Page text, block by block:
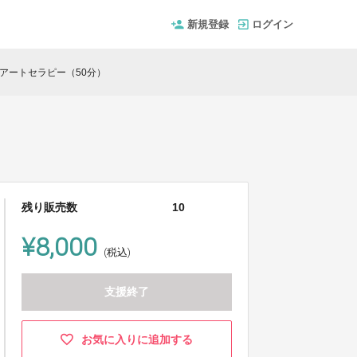
新規登録 ログイン
ートセラピー（50分）
残り販売数 10
¥8,000 (税込)
支援終了
お気に入りに追加する